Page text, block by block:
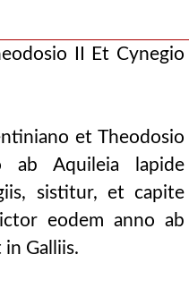
II Et Cynegio
et Theodosio
ab Aquileia lapide
sistitur, et capite
eodem anno ab
Galliis.